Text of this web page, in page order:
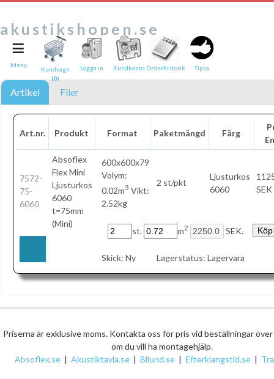
akustikshopen.se
Artikel Filer
Art.nr. Produkt Format Paketmängd Färg
7572-
75-
6060
Absoflex
Flex Mini
Ljusturkos
6060
t=75mm
(Mini)
600x600x79
Volym:
0.02m3 Vikt:
2.52kg
2 st/pkt
Ljusturkos
6060
st. m2 SEK.
Skick: Ny Lagerstatus: Lagervara
≡
Meny
Kundvagn
(0)
Logga in Kundkonto Orderhistorik Tipsa
Priserna är exklusive moms. Kontakta oss för pris vid beställningar
om du vill ha montagehjälp.
Absoflex.se | Akustiktavla.se | Bllund.se | Efterklangstid.se |
Tipsa en vän:
e-post*
Text